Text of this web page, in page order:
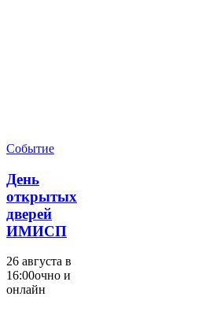
День
дверей
ИМИСП
Событие
День
открытых
дверей
ИМИСП
26 августа в
16:00очно и
онлайн